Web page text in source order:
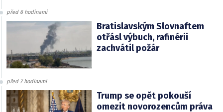
před 6 hodinami
Bratislavským Slovnaftem
otřásl výbuch, rafinérii
zachvátil požár
před 7 hodinami
Trump se opět pokouší
omezit novorozencům práva